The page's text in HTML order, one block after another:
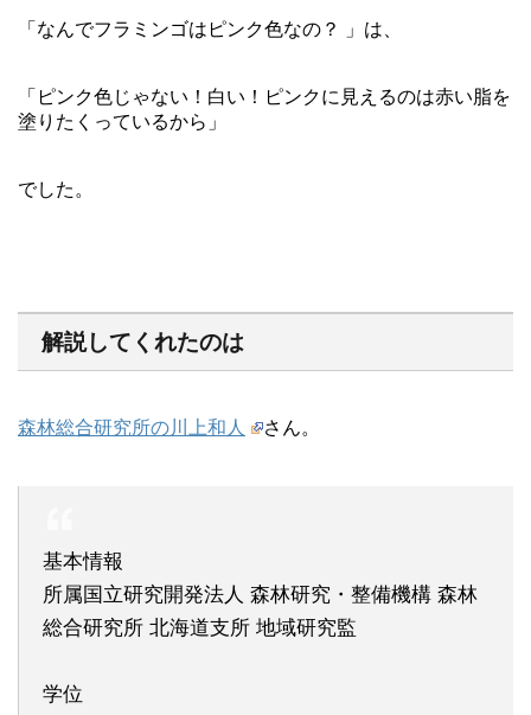
「なんでフラミンゴはピンク色なの？ 」は、
「ピンク色じゃない！白い！ピンクに見えるのは赤い脂を
塗りたくっているから」
でした。
解説してくれたのは
森林総合研究所の川上和人 さん。
基本情報
所属国立研究開発法人 森林研究・整備機構 森林
総合研究所 北海道支所 地域研究監
学位